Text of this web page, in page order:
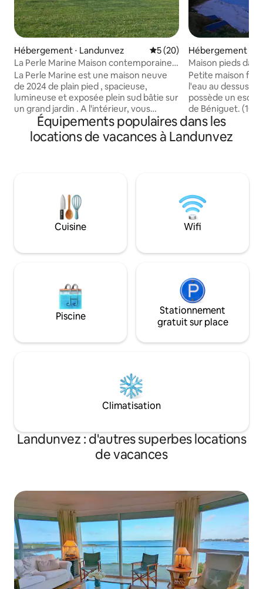
Hébergement ⋅ Landunvez Évaluation moyenne sur la
5 (20)
La Perle Marine Maison contemporaine
et spacieuse
La Perle Marine est une maison neuve
de 2024 de plain pied , spacieuse,
lumineuse et exposée plein sud bâtie sur
un grand jardin . A l'intérieur, vous
disposerez d'une cuisine toute équipée,
ouverte sur un salon/séjour, d'une salle
chambre avec deux lits simples 90/190.
A l extérieur,une terrasse avec salon,
Hébergement ⋅
Maison pieds
Petite maison
l'eau au dessus de
possède un
de Béniguet.
Toutes les pièces
imprenable sur la
Garo et le site de
et 1 "dortoir"), 1
pour un couple
Équipements populaires dans les
locations de vacances à Landunvez
Cuisine Wifi
Piscine
Stationnement
gratuit sur place
Climatisation
Landunvez : d'autres superbes locations
de vacances